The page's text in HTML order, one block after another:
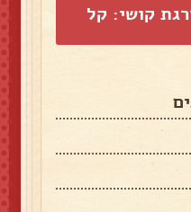
קושי: קל